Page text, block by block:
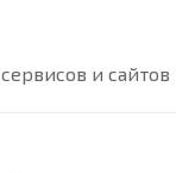
и сайтов